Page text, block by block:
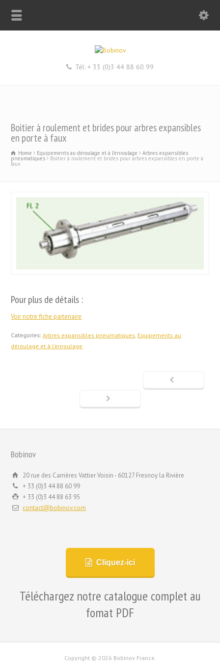
Tél: + 33 (0)3 44 88 60 99
Boitier à roulement et brides pour arbres expansibles
en porte à faux
Home Equipements au déroulage et à l’enroulage Arbres expansibles
pneumatiques Boitier à roulement et brides pour arbres expansibles en porte à
faux
Pour plus de détails :
Voir notre fiche partenaire
Categories: Arbres expansibles pneumatiques, Equipements au
déroulage et à l’enroulage
Bobinov
20 rue des Carrières Vattier Voisin - 60127 Fresnoy la Rivière
+ 33 (0)3 44 88 60 99
+ 33 (0)3 44 88 63 95
contact@bobinov.com
Cliquez-ici
Téléchargez notre catalogue complet au
fomat PDF
Copyright © 2026 Bobinov France.